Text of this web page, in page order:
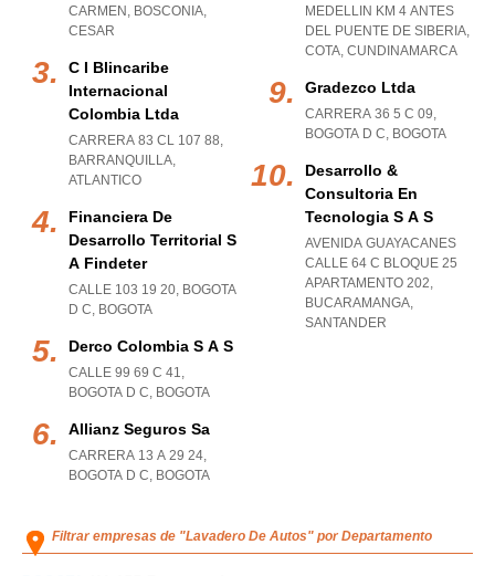
CARMEN , BOSCONIA,
CESAR
C I Blincaribe
Internacional
Colombia Ltda
CARRERA 83 CL 107 88,
BARRANQUILLA,
ATLANTICO
Financiera De
Desarrollo Territorial S
A Findeter
CALLE 103 19 20, BOGOTA
D C, BOGOTA
Derco Colombia S A S
CALLE 99 69 C 41,
BOGOTA D C, BOGOTA
Allianz Seguros Sa
CARRERA 13 A 29 24,
BOGOTA D C, BOGOTA
MEDELLIN KM 4 ANTES
DEL PUENTE DE SIBERIA,
COTA, CUNDINAMARCA
Gradezco Ltda
CARRERA 36 5 C 09,
BOGOTA D C, BOGOTA
Desarrollo &
Consultoria En
Tecnologia S A S
AVENIDA GUAYACANES
CALLE 64 C BLOQUE 25
APARTAMENTO 202,
BUCARAMANGA,
SANTANDER
Filtrar empresas de "Lavadero De Autos" por Departamento